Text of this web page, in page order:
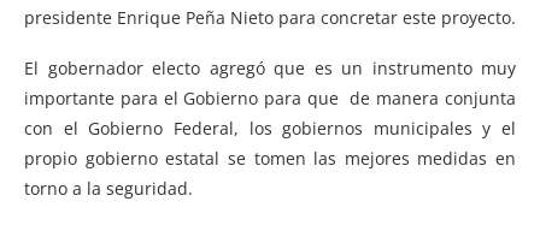
presidente Enrique Peña Nieto para concretar este proyecto.
El gobernador electo agregó que es un instrumento muy
importante para el Gobierno para que de manera conjunta
con el Gobierno Federal, los gobiernos municipales y el
propio gobierno estatal se tomen las mejores medidas en
torno a la seguridad.